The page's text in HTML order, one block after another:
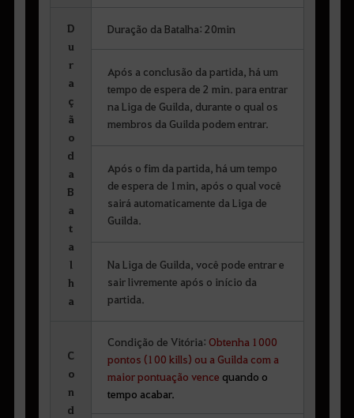
D
u
r
a
ç
ã
o
d
a
B
a
t
a
l
h
a
Duração da Batalha: 20min
Após a conclusão da partida, há um
tempo de espera de 2 min. para entrar
na Liga de Guilda, durante o qual os
membros da Guilda podem entrar.
Após o fim da partida, há um tempo
de espera de 1min, após o qual você
sairá automaticamente da Liga de
Guilda.
Na Liga de Guilda, você pode entrar e
sair livremente após o início da
partida.
C
o
n
d
Condição de Vitória: Obtenha 1000
pontos (100 kills) ou a Guilda com a
maior pontuação vence quando o
tempo acabar.